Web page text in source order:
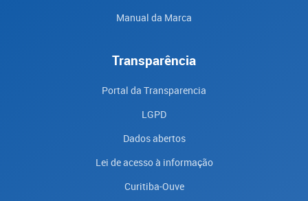
Manual da Marca
Transparência
Portal da Transparencia
LGPD
Dados abertos
Lei de acesso à informação
Curitiba-Ouve